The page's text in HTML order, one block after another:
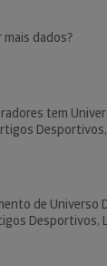
dados?
tem
de Universo
Desportivos,